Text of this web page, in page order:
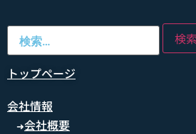
トップページ
会社情報
➜会社概要